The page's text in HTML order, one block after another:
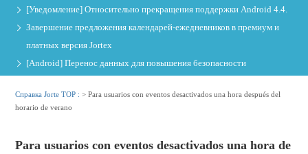
[Уведомление] Относительно прекращения поддержки Android 4.4.
Завершение предложения календарей-ежедневников в премиум и
платных версия Jorteх
[Android] Перенос данных для повышения безопасности
Справка Jorte TOP :>Para usuarios con eventos desactivados una hora después del
horario de verano
Para usuarios con eventos desactivados una hora de